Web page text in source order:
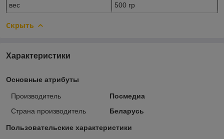
вес
500 гр
Скрыть
Характеристики
Основные атрибуты
Производитель
Посмедиа
Страна производитель
Беларусь
Пользовательские характеристики